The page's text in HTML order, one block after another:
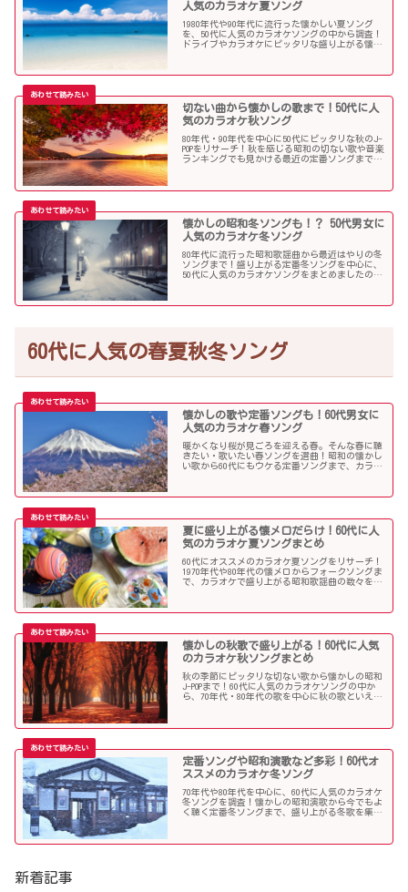
人気のカラオケ夏ソング
1980年代や90年代に流行った懐かしい夏ソング
を、50代に人気のカラオケソングの中から調査！
ドライブやカラオケにピッタリな盛り上がる懐メ
切ない曲から懐かしの歌まで！50代に人
気のカラオケ秋ソング
80年代・90年代を中心に50代にピッタリな秋のJ-
POPをリサーチ！秋を感じる昭和の切ない歌や音楽
ランキングでも見かける最近の定番ソングまで、
懐かしの昭和冬ソングも！？ 50代男女に
人気のカラオケ冬ソング
80年代に流行った昭和歌謡曲から最近はやりの冬
ソングまで！盛り上がる定番冬ソングを中心に、
50代に人気のカラオケソングをまとめましたので
60代に人気の春夏秋冬ソング
懐かしの歌や定番ソングも！60代男女に
人気のカラオケ春ソング
暖かくなり桜が見ごろを迎える春。そんな春に聴
きたい・歌いたい春ソングを選曲！昭和の懐かし
い歌から60代にもウケる定番ソングまで、カラオ
夏に盛り上がる懐メロだらけ！60代に人
気のカラオケ夏ソングまとめ
60代にオススメのカラオケ夏ソングをリサーチ！
1970年代や80年代の懐メロからフォークソングま
で、カラオケで盛り上がる昭和歌謡曲の数々を取
懐かしの秋歌で盛り上がる！60代に人気
のカラオケ秋ソングまとめ
秋の季節にピッタリな切ない歌から懐かしの昭和
J-POPまで！60代に人気のカラオケソングの中か
ら、70年代・80年代の歌を中心に秋の歌といえば
定番ソングや昭和演歌など多彩！60代オ
ススメのカラオケ冬ソング
70年代や80年代を中心に、60代に人気のカラオケ
冬ソングを調査！懐かしの昭和演歌から今でもよ
く聴く定番冬ソングまで、盛り上がる冬歌を集め
新着記事